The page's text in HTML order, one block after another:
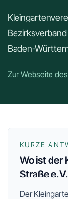
Baden-
Zur Webseite
KURZE
Wo ist der
Straße
Der